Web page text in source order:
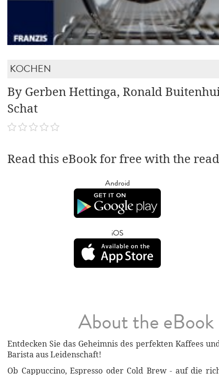
KOCHEN
By Gerben Hettinga, Ronald
Schat
Read this eBook for free with the
Android
iOS
About the eBook
Entdecken Sie das Geheimnis des perfekten Kaffees
Barista aus Leidenschaft!
Ob Cappuccino, Espresso oder Cold Brew - auf die